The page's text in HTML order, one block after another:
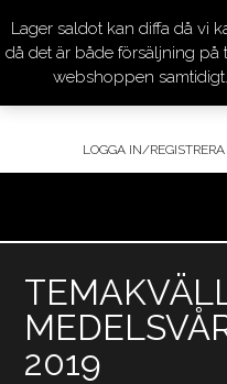
innehåll
KVALITET –
LOGGA IN/REGISTRERA
2019
Lager saldot kan diffa då vi
då det är både försäljning på
webshoppen